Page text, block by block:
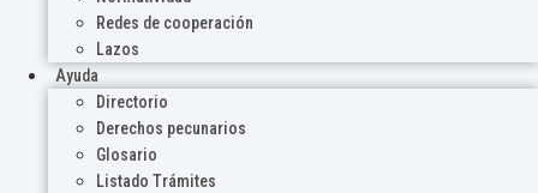
Redes de cooperación
Lazos
Ayuda
Directorio
Derechos pecunarios
Glosario
Listado Trámites